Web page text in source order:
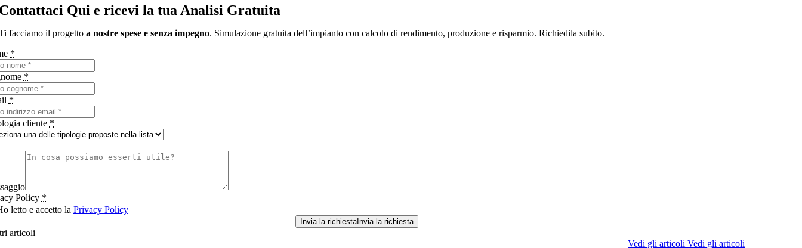
Qui e ricevi la tua Analisi Gratuita
facciamo il progetto a nostre spese e senza impegno. Simulazione gratuita dell’impianto con calcolo di rendimento, produzione e risparmio. Richiedila subito.
*
*
*
cliente *
Policy *
letto e accetto la Privacy Policy
Invia la richiestaInvia la richiesta
articoli
Vedi gli articoli Vedi gli articoli